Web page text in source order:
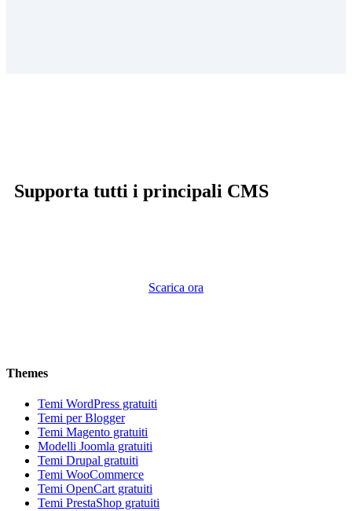
Supporta tutti i principali CMS
Scarica ora
Themes
Temi WordPress gratuiti
Temi per Blogger
Temi Magento gratuiti
Modelli Joomla gratuiti
Temi Drupal gratuiti
Temi WooCommerce
Temi OpenCart gratuiti
Temi PrestaShop gratuiti